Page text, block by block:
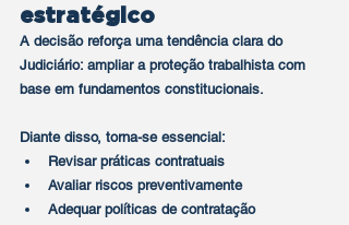
estratégico
A decisão reforça uma tendência clara do
Judiciário: ampliar a proteção trabalhista com
base em fundamentos constitucionais.
Diante disso, torna-se essencial:
Revisar práticas contratuais
Avaliar riscos preventivamente
Adequar políticas de contratação